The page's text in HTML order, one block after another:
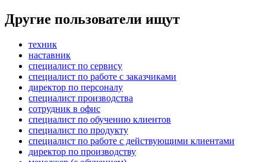
Другие пользователи ищут
техник
наставник
специалист по сервису
специалист по работе с заказчиками
директор по персоналу
специалист производства
сотрудник в офис
специалист по обучению клиентов
специалист по продукту
специалист по работе с действующими клиентами
директор по производству